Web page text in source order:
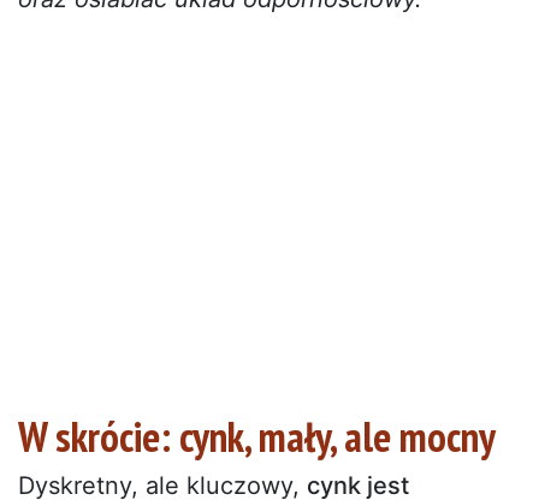
W skrócie: cynk, mały, ale mocny
Dyskretny, ale kluczowy, cynk jest